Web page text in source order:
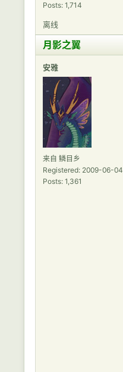
Posts: 1,714
离线
月影之翼
安雅
来自 鳞目乡
Registered: 2009-06-04
Posts: 1,361